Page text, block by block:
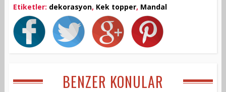
Etiketler: dekorasyon, Kek topper, Mandal
BENZER KONULAR